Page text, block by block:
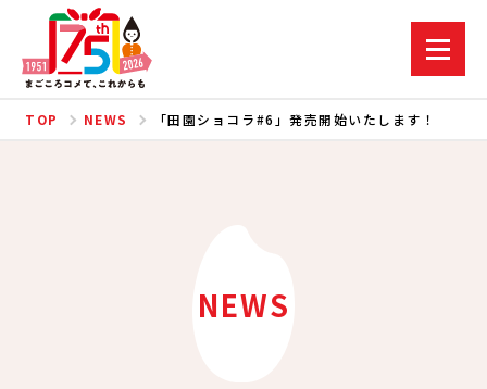
TOP NEWS 「田園ショコラ#6」発売開始いたします！
NEWS